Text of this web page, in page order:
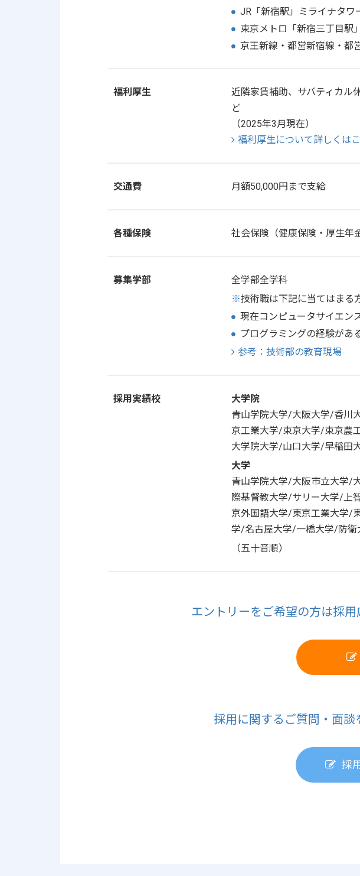
JR「新宿駅」ミライナタワ
東京メトロ「新宿三丁目駅
京王新線・都営新宿線・都
福利厚生
近隣家賃補助、サバティカル
ど
（2025年3月現在）
福利厚生について詳しくは
交通費 月額50,000円まで支給
各種保険 社会保険（健康保険・厚生年
募集学部
全学部全学科
※技術職は下記に当てはまる
現在コンピュータサイエン
プログラミングの経験があ
参考：技術部の教育現場
採用実績校
大学院
青山学院大学/大阪大学/香川
京工業大学/東京大学/東京農
大学院大学/山口大学/早稲田
大学
青山学院大学/大阪市立大学/
際基督教大学/サリー大学/上
京外国語大学/東京工業大学/
学/名古屋大学/一橋大学/防
（五十音順）
エントリーをご希望の方は採用
採用に関するご質問・面談
採